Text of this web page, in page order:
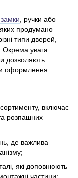
, ручки або
яких продумано
типи дверей,
Окрема увага
дозволяють
оформлення
включає
розпашних
де важлива
які доповнюють